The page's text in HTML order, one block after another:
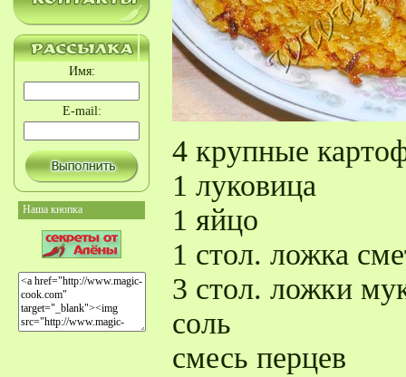
Имя:
E-mail:
Наша кнопка
4 крупные
1 луковица
1 яйцо
1 стол. ложка
3 стол. ложки
соль
смесь перцев